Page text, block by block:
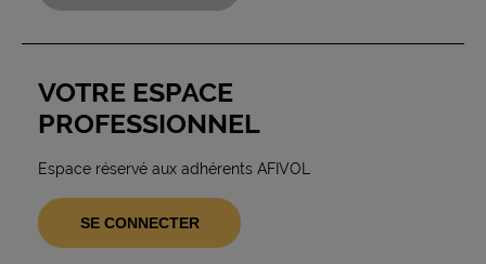
VOTRE ESPACE
PROFESSIONNEL
Espace réservé aux adhérents AFIVOL
SE CONNECTER